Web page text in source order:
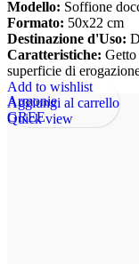
Modello: Soffione
Formato: 50x22 cm
Destinazione d'Uso:
Caratteristiche:
superficie di
Add to wishlist
Aggiungi al carrello
Quick view
Armonie
GREE